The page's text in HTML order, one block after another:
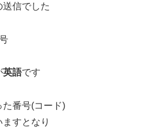
信でした
英語です
た番号(コード)
すとなり